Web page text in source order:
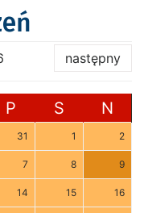
następny
P S N
31 1 2
7 8 9
14 15 16